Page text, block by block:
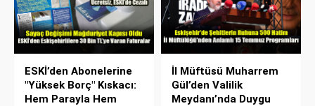
ESKİ’den Abonelerine
"Yüksek Borç" Kıskacı:
Hem Parayla Hem
İl Müftüsü Muharrem
Gül’den Valilik
Meydanı’nda Duygu